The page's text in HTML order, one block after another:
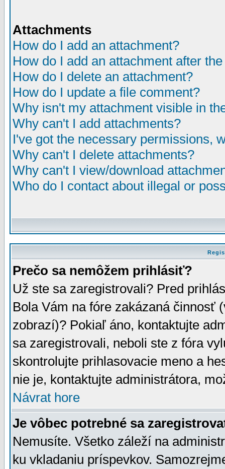
Attachments
How do I add an attachment?
How do I add an attachment after
How do I delete an attachment?
How do I update a file comment?
Why isn't my attachment visible in
Why can't I add attachments?
I've got the necessary permissions,
Why can't I delete attachments?
Why can't I view/download
Who do I contact about illegal or
Prečo sa nemôžem prihlásiť?
Už ste sa zaregistrovali? Pred
Bola Vám na fóre zakázaná činnosť
zobrazí)? Pokiaľ áno, kontaktujte
sa zaregistrovali, neboli ste z fóra
skontrolujte prihlasovacie meno a
nie je, kontaktujte administrátora,
Návrat hore
Je vôbec potrebné sa
Nemusíte. Všetko záleží na
ku vkladaniu príspevkov.